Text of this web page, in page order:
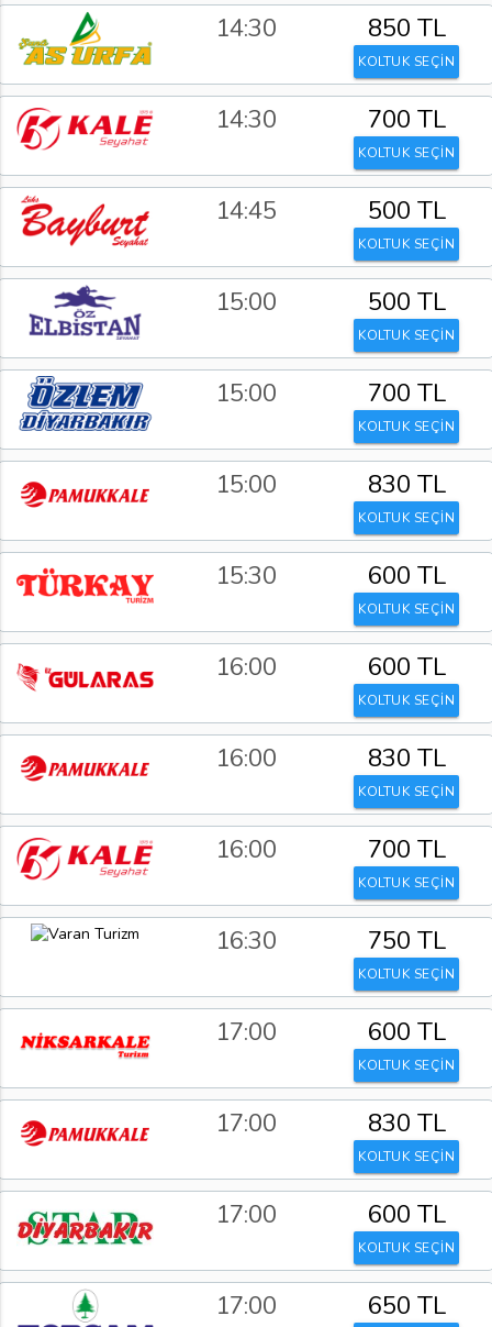
14:30 850 TL
KOLTUK SEÇİN
14:30 700 TL
KOLTUK SEÇİN
14:45 500 TL
KOLTUK SEÇİN
15:00 500 TL
KOLTUK SEÇİN
15:00 700 TL
KOLTUK SEÇİN
15:00 830 TL
KOLTUK SEÇİN
15:30 600 TL
KOLTUK SEÇİN
16:00 600 TL
KOLTUK SEÇİN
16:00 830 TL
KOLTUK SEÇİN
16:00 700 TL
KOLTUK SEÇİN
16:30 750 TL
KOLTUK SEÇİN
17:00 600 TL
KOLTUK SEÇİN
17:00 830 TL
KOLTUK SEÇİN
17:00 600 TL
KOLTUK SEÇİN
17:00 650 TL